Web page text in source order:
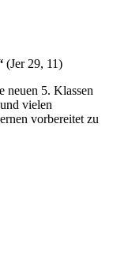
(Jer 29, 11)
neuen 5. Klassen
vielen
vorbereitet zu